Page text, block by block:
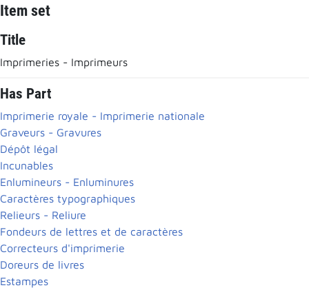
Item set
Title
Imprimeries - Imprimeurs
Has Part
Imprimerie royale - Imprimerie nationale
Graveurs - Gravures
Dépôt légal
Incunables
Enlumineurs - Enluminures
Caractères typographiques
Relieurs - Reliure
Fondeurs de lettres et de caractères
Correcteurs d'imprimerie
Doreurs de livres
Estampes